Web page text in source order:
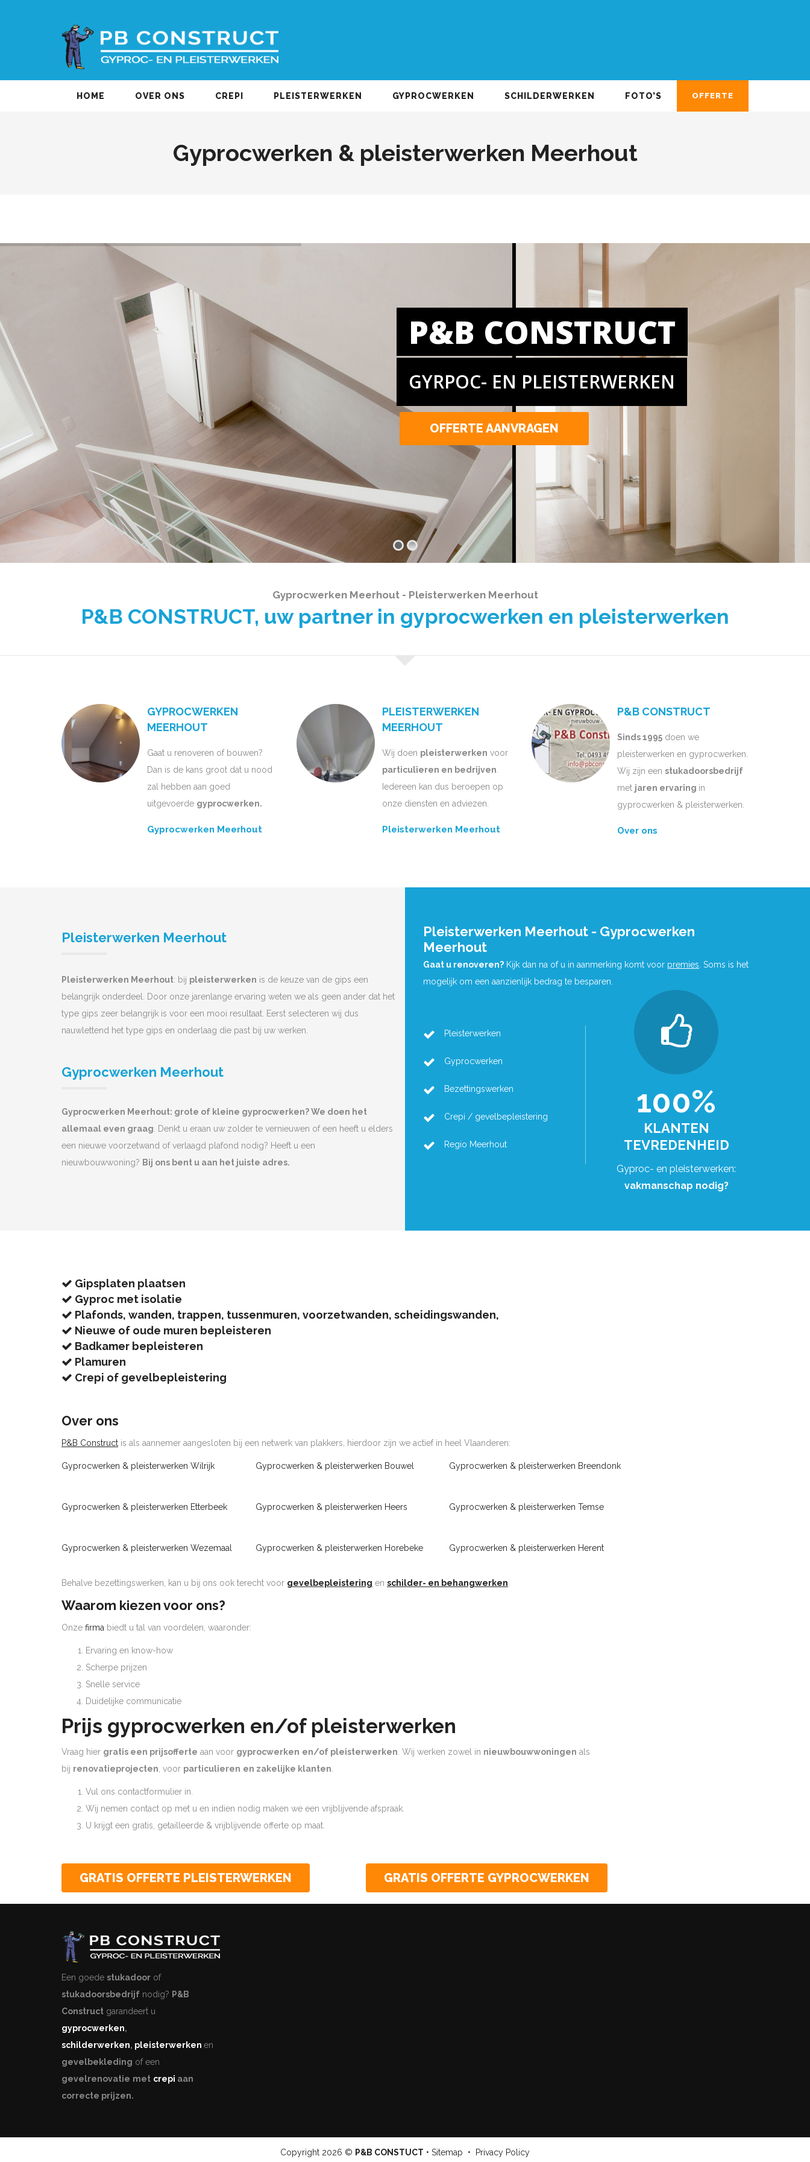
HOME OVER ONS CREPI PLEISTERWERKEN GYPROCWERKEN SCHILDERWERKEN FOTO’S OFFERTE
Gyprocwerken & pleisterwerken Meerhout
P&B CONSTRUCT
GYRPOC- EN PLEISTERWERKEN
OFFERTE AANVRAGEN
Gyprocwerken Meerhout - Pleisterwerken Meerhout
P&B CONSTRUCT, uw partner in gyprocwerken en pleisterwerken
GYPROCWERKEN
MEERHOUT
Gaat u renoveren of bouwen?
Dan is de kans groot dat u nood
zal hebben aan goed
uitgevoerde gyprocwerken.
Gyprocwerken Meerhout
PLEISTERWERKEN
MEERHOUT
Wij doen pleisterwerken voor
particulieren en bedrijven
Iedereen kan dus beroepen op
onze diensten en adviezen.
Pleisterwerken Meerhout
P&B CONSTRUCT
Sinds 1995 doen we
pleisterwerken en gyprocwerken.
Wij zijn een stukadoorsbedrijf
met jaren ervaring in
gyprocwerken & pleisterwerken.
Over ons
Pleisterwerken Meerhout
Pleisterwerken Meerhout: bij pleisterwerken is de keuze van de gips een
belangrijk onderdeel. Door onze jarenlange ervaring weten we als geen ander dat het
type gips zeer belangrijk is voor een mooi resultaat. Eerst selecteren wij dus
nauwlettend het type gips en onderlaag die past bij uw werken.
Gyprocwerken Meerhout
Gyprocwerken Meerhout: grote of kleine gyprocwerken? We doen het
allemaal even graag . Denkt u eraan uw zolder te vernieuwen of een heeft u elders
een nieuwe voorzetwand of verlaagd plafond nodig? Heeft u een
nieuwbouwwoning? Bij ons bent u aan het juiste adres.
Pleisterwerken Meerhout - Gyprocwerken
Meerhout
Gaat u renoveren? Kijk dan na of u in aanmerking komt voor premies . Soms is het
mogelijk om een aanzienlijk bedrag te besparen.
Pleisterwerken
Gyprocwerken
Bezettingswerken
Crepi / gevelbepleistering
Regio Meerhout
100%
KLANTEN
TEVREDENHEID
Gyproc- en pleisterwerken:
vakmanschap nodig?
Gipsplaten plaatsen
Gyproc met isolatie
Plafonds, wanden, trappen, tussenmuren, voorzetwanden, scheidingswanden,
Nieuwe of oude muren bepleisteren
Badkamer bepleisteren
Plamuren
Crepi of gevelbepleistering
Over ons
P&B Construct is als aannemer aangesloten bij een netwerk van plakkers, hierdoor zijn we actief in heel Vlaanderen:
Gyprocwerken & pleisterwerken Wilrijk Gyprocwerken & pleisterwerken Bouwel Gyprocwerken & pleisterwerken Breendonk
Gyprocwerken & pleisterwerken Etterbeek Gyprocwerken & pleisterwerken Heers Gyprocwerken & pleisterwerken Temse
Gyprocwerken & pleisterwerken Wezemaal Gyprocwerken & pleisterwerken Horebeke Gyprocwerken & pleisterwerken Herent
Behalve bezettingswerken, kan u bij ons ook terecht voor gevelbepleistering en schilder- en behangwerken
Waarom kiezen voor ons?
Onze firma biedt u tal van voordelen, waaronder:
Ervaring en know-how
Scherpe prijzen
Snelle service
Duidelijke communicatie
Prijs gyprocwerken en/of pleisterwerken
Vraag hier gratis een prijsofferte aan voor gyprocwerken en/of pleisterwerken . Wij werken zowel in nieuwbouwwoningen als
bij renovatieprojecten , voor particulieren en zakelijke klanten
Vul ons contactformulier in.
Wij nemen contact op met u en indien nodig maken we een vrijblijvende afspraak.
U krijgt een gratis, getailleerde & vrijblijvende offerte op maat.
GRATIS OFFERTE PLEISTERWERKEN GRATIS OFFERTE GYPROCWERKEN
Een goede stukadoor of
stukadoorsbedrijf nodig? P&B
Construct garandeert u
gyprocwerken,
schilderwerken, pleisterwerken en
gevelbekleding of een
gevelrenovatie met crepi aan
correcte prijzen.
Copyright 2026 © P&B CONSTUCT • Sitemap • Privacy Policy